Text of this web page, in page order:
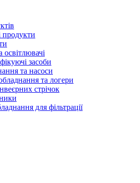
продукти
освітлювачі
засоби
та насоси
та логери
стрічок
для фільтрації